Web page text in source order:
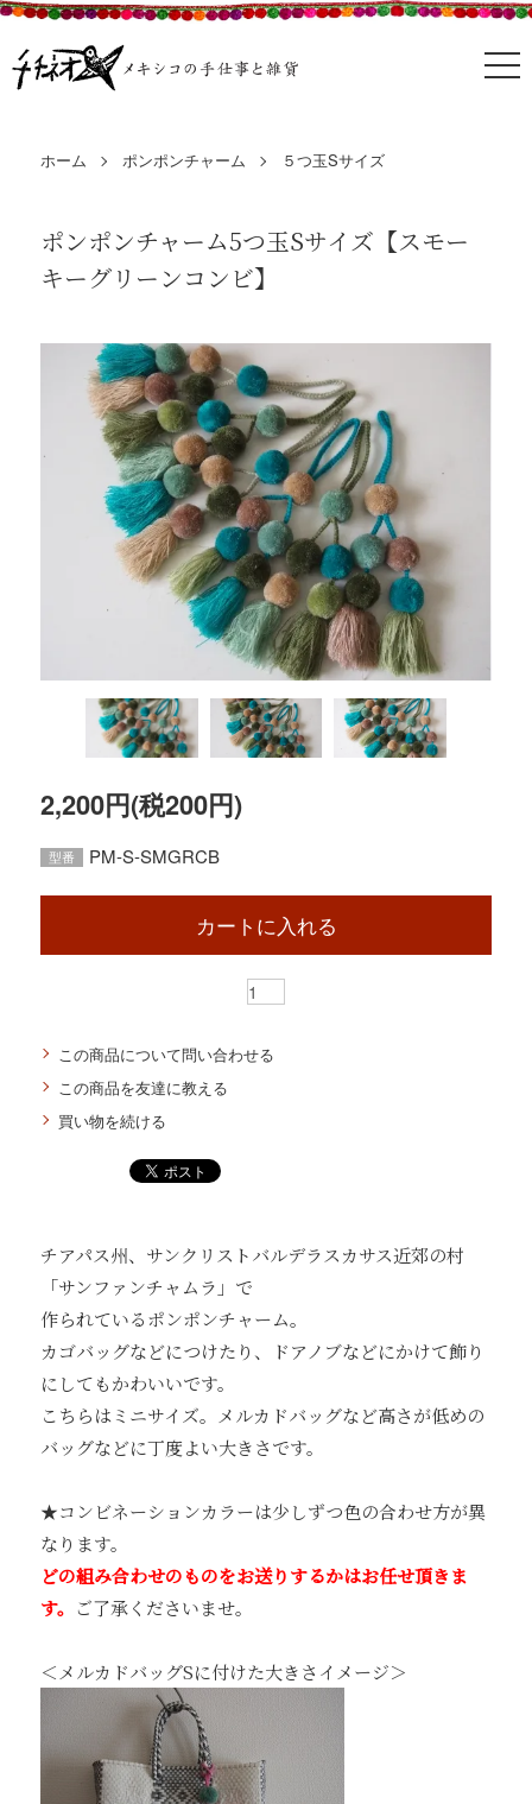
ホーム ポンポンチャーム ５つ玉Sサイズ
ポンポンチャーム5つ玉Sサイズ【スモー
キーグリーンコンビ】
2,200円(税200円)
型番 PM-S-SMGRCB
カートに入れる
この商品について問い合わせる
この商品を友達に教える
買い物を続ける
チアパス州、サンクリストバルデラスカサス近郊の村
「サンファンチャムラ」で
作られているポンポンチャーム。
カゴバッグなどにつけたり、ドアノブなどにかけて飾り
にしてもかわいいです。
こちらはミニサイズ。メルカドバッグなど高さが低めの
バッグなどに丁度よい大きさです。
★コンビネーションカラーは少しずつ色の合わせ方が異
なります。
どの組み合わせのものをお送りするかはお任せ頂きま
す。 ご了承くださいませ。
＜メルカドバッグSに付けた大きさイメージ＞